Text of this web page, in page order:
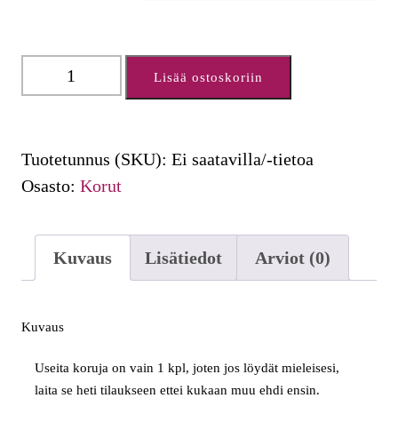
Koruryhmä
B
Lisää ostoskoriin
Tuotetunnus (SKU): Ei saatavilla/-tietoa
Osasto: Korut
Kuvaus Lisätiedot Arviot (0)
Kuvaus
Useita koruja on vain 1 kpl, joten jos löydät mieleisesi,
laita se heti tilaukseen ettei kukaan muu ehdi ensin.